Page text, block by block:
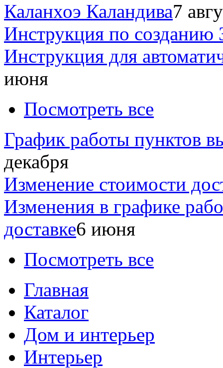
Каланхоэ Каландива7
Инструкция по созданию
Инструкция для
июня
Посмотреть все
График работы пунктов
декабря
Изменение стоимости
Изменения в графике
доставке6 июня
Посмотреть все
Главная
Каталог
Дом и интерьер
Интерьер